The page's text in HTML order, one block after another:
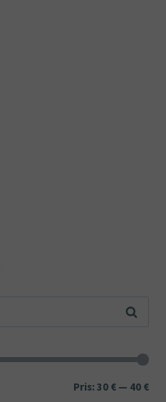
Sök
Min
Pris: 30 € — 40 €